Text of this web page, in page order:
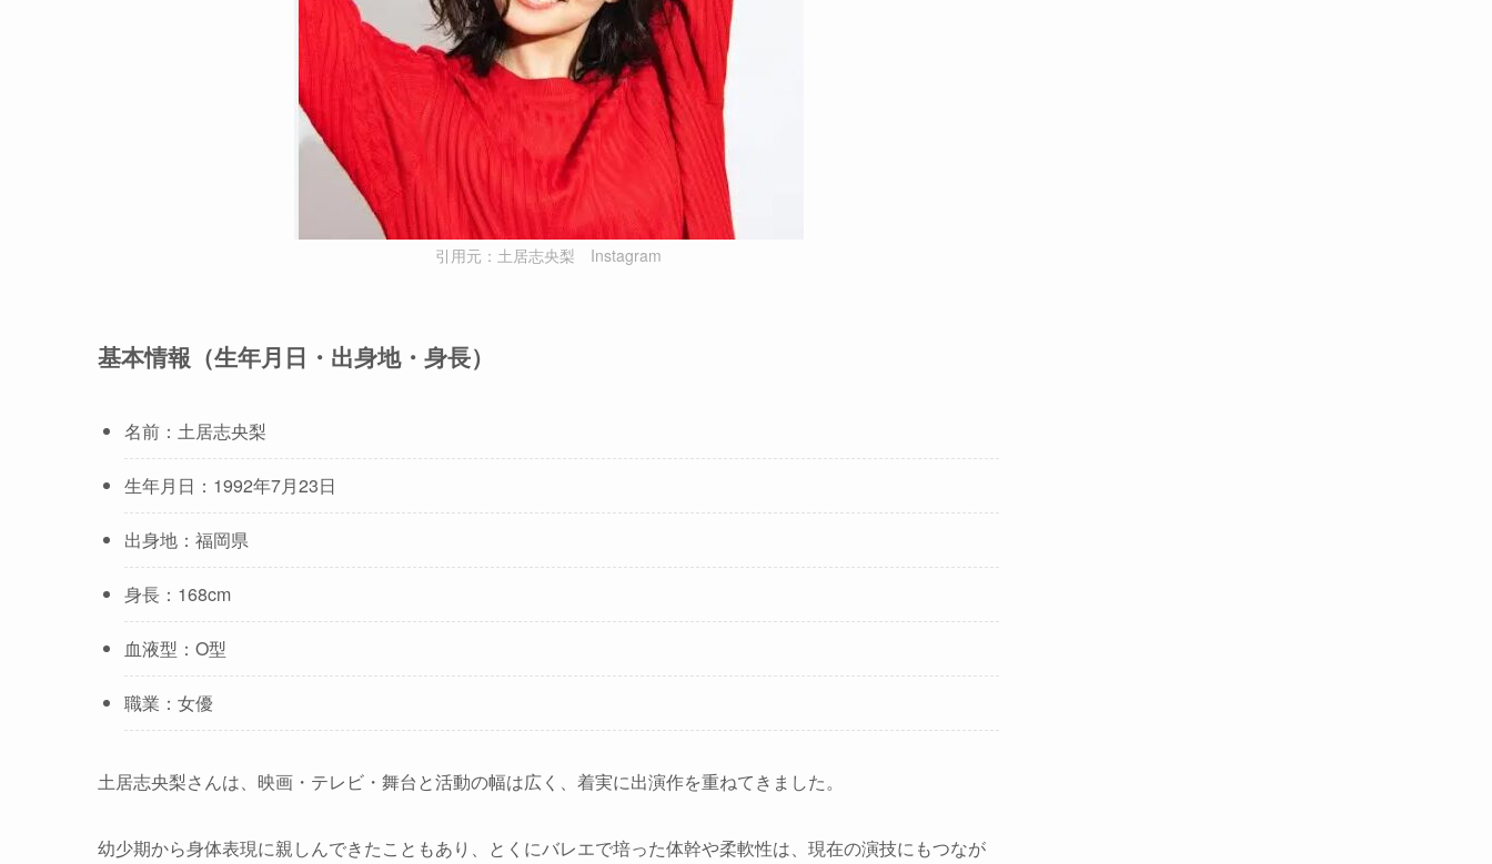
引用元：土居志央梨 Instagram
基本情報（生年月日・出身地・身長）
名前：土居志央梨
生年月日：1992年7月23日
出身地：福岡県
身長：168cm
血液型：O型
職業：女優
土居志央梨さんは、映画・テレビ・舞台と活動の幅は広く、着実に出演作を重ねてきました。
幼少期から身体表現に親しんできたこともあり、とくにバレエで培った体幹や柔軟性は、現在の演技にもつなが